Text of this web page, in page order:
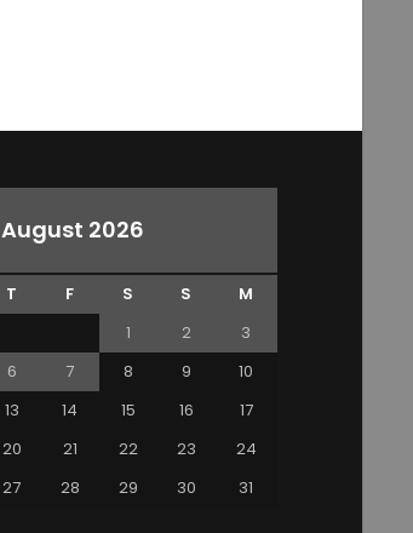
August 2026
T F S S
M
1
2
3
6 7 8 9
10
13 14 15 16
17
20 21 22 23
24
27 28 29 30
31